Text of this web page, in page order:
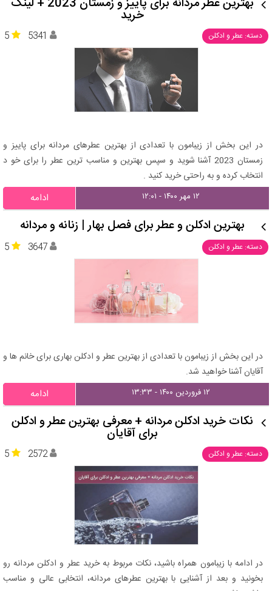
خرید
دسته: عطر و ادکلن 5 5341
در این بخش از زیبامون با تعدادی از بهترین عطرهای مردانه برای پاییز و
زمستان 2023 آشنا شوید و سپس بهترین و مناسب ترین عطر را برای خو د
انتخاب کرده و به راحتی خرید کنید .
۱۲ مهر ۱۴۰۰ - ۱۲:۰۱ ادامه
بهترین ادکلن و عطر برای فصل بهار | زنانه و مردانه
دسته: عطر و ادکلن 5 3647
در این بخش از زیبامون با تعدادی از بهترین عطر و ادکلن بهاری برای خانم ها و
آقایان آشنا خواهید شد.
۱۲ فروردین ۱۴۰۰ - ۱۳:۳۳ ادامه
نکات خرید ادکلن مردانه + معرفی بهترین عطر و ادکلن
برای آقایان
دسته: عطر و ادکلن 5 2572
در ادامه با زیبامون همراه باشید، نکات مربوط به خرید عطر و ادکلن مردانه رو
بخونید و بعد از آشنایی با بهترین عطرهای مردانه، انتخابی عالی و مناسب